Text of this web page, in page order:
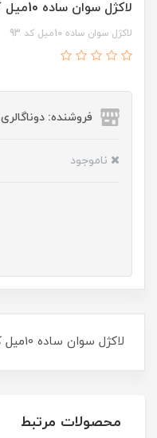
لاکژل سوان ساده 10ميل کد 93
لاکژل سوان ساده 10ميل کد 93
فروشنده: دوناگالری
ناموجود
لاکژل سوان ساده 10ميل کد 93
محصولات مرتبط